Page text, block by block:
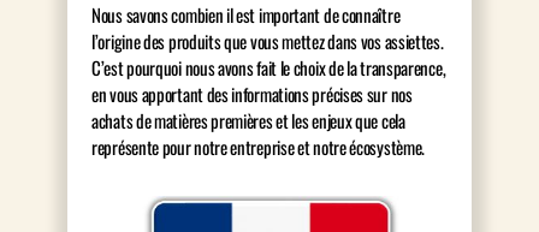
Nous savons combien il est important de connaître
l’origine des produits que vous mettez dans vos assiettes.
C’est pourquoi nous avons fait le choix de la transparence,
en vous apportant des informations précises sur nos
achats de matières premières et les enjeux que cela
représente pour notre entreprise et notre écosystème.